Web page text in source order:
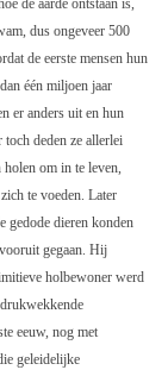
de aarde ontstaan is,
dus ongeveer 500
de eerste mensen hun
één miljoen jaar
er anders uit en hun
deden ze allerlei
om in te leven,
te voeden. Later
gedode dieren konden
gegaan. Hij
holbewoner werd
eeuw, nog met
geleidelijke